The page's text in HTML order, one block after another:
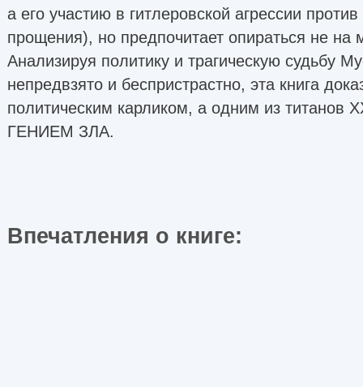
а его участию в гитлеровской агрессии
прощения), но предпочитает опираться не
Анализируя политику и трагическую судьбу
непредвзято и беспристрастно, эта книга
политическим карликом, а одним из титанов
ГЕНИЕМ ЗЛА.
Впечатления о книге: